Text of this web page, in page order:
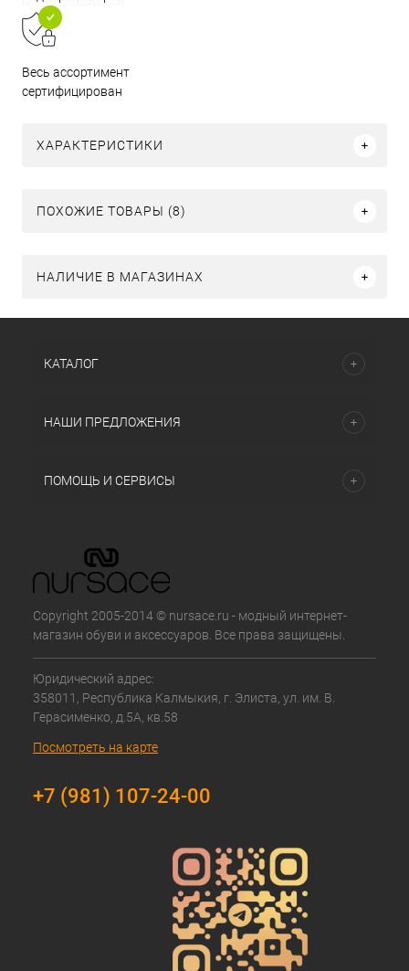
Весь ассортимент
сертифицирован
ХАРАКТЕРИСТИКИ
ПОХОЖИЕ ТОВАРЫ (8)
НАЛИЧИЕ В МАГАЗИНАХ
КАТАЛОГ
НАШИ ПРЕДЛОЖЕНИЯ
ПОМОЩЬ И СЕРВИСЫ
Copyright 2005-2014 © nursace.ru - модный интернет-
магазин обуви и аксессуаров. Все права защищены.
Юридический адрес:
358011, Республика Калмыкия, г. Элиста, ул. им. В.
Герасименко, д.5А, кв.58
Посмотреть на карте
+7 (981) 107-24-00